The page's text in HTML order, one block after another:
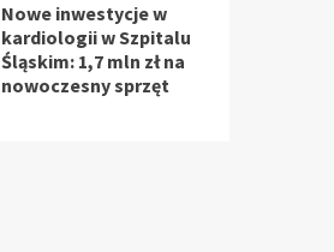
Nowe inwestycje w
kardiologii w Szpitalu
Śląskim: 1,7 mln zł na
nowoczesny sprzęt